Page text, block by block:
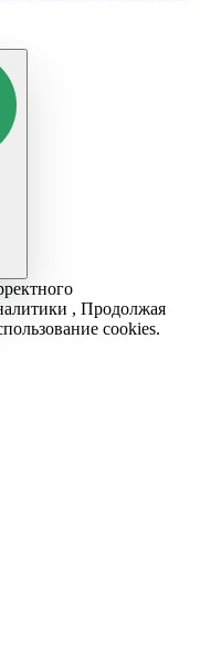
, Продолжая
cookies.